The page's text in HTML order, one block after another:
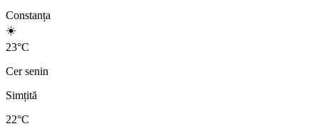
Constanța
☀️
23°C
Cer senin
Simțită
22°C